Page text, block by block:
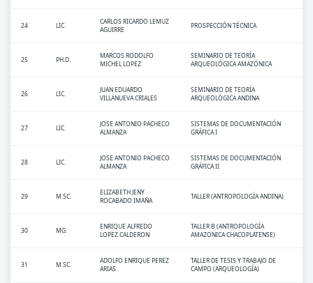
24 LIC.
CARLOS RICARDO LEMUZ
AGUIRRE
PROSPECCIÓN TÉCNICA
25 PH.D.
MARCOS RODOLFO
MICHEL LOPEZ
SEMINARIO DE TEORÍA
ARQUEOLÓGICA AMAZÓNICA
26 LIC.
JUAN EDUARDO
VILLANUEVA CRIALES
SEMINARIO DE TEORÍA
ARQUEOLÓGICA ANDINA
27 LIC.
JOSE ANTONIO PACHECO
ALMANZA
SISTEMAS DE DOCUMENTACIÓN
GRÁFICA I
28 LIC.
JOSE ANTONIO PACHECO
ALMANZA
SISTEMAS DE DOCUMENTACIÓN
GRÁFICA II
29 M.SC.
ELIZABETH JENY
ROCABADO IMAÑA
TALLER (ANTROPOLOGÍA ANDINA)
30 MG.
ENRIQUE ALFREDO
LOPEZ CALDERON
TALLER B (ANTROPOLOGÍA
AMAZONICA CHACOPLATENSE)
31 M.SC.
ADOLFO ENRIQUE PEREZ
ARIAS
TALLER DE TESIS Y TRABAJO DE
CAMPO (ARQUEOLOGÍA)